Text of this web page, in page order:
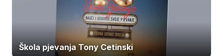
Škola pjevanja Tony Cetinski